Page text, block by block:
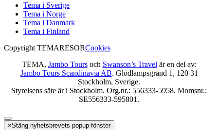
Tema i Sverige
Tema i Norge
Tema i Danmark
Tema i Finland
Copyright TEMARESORCookies
TEMA, Jambo Toursoch Swanson’s Travel är en del av:
Jambo Tours Scandinavia AB. Glödlampsgränd 1, 120 31
Stockholm, Sverige.
Styrelsens säte är i Stockholm. Org.nr.: 556333-5958. Momsnr.:
SE556333-595801.
×Stäng nyhetsbrevets popup-fönster